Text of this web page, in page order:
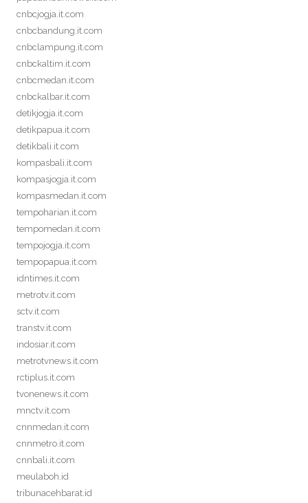
cnbcjogja.it.com
cnbcbandung.it.com
cnbclampung.it.com
cnbckaltim.it.com
cnbcmedan.it.com
cnbckalbar.it.com
detikjogja.it.com
detikpapua.it.com
detikbali.it.com
kompasbali.it.com
kompasjogja.it.com
kompasmedan.it.com
tempoharian.it.com
tempomedan.it.com
tempojogja.it.com
tempopapua.it.com
idntimes.it.com
metrotv.it.com
sctv.it.com
transtv.it.com
indosiar.it.com
metrotvnews.it.com
rctiplus.it.com
tvonenews.it.com
mnctv.it.com
cnnmedan.it.com
cnnmetro.it.com
cnnbali.it.com
meulaboh.id
tribunacehbarat.id